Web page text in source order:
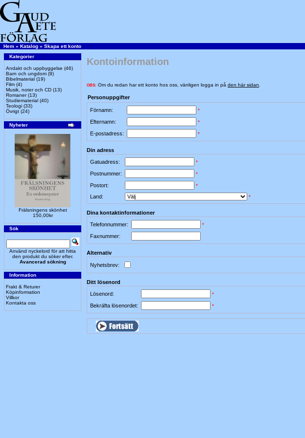
Hem » Katalog » Skapa ett konto
Kategorier
Andakt och uppbyggelse (46)
Barn och ungdom (9)
Bibelmaterial (19)
Film (4)
Musik, noter och CD (13)
Romaner(13)
Studiematerial (40)
Teologi (33)
Övrigt (24)
Nyheter
Frälsningens skönhet
150,00kr
Sök
Använd nyckelord för att hitta
den produkt du söker efter.
Avancerad sökning
Information
Frakt & Returer
Köpinformation
Villkor
Kontakta oss
Kontoinformation
OBS: Om du redan har ett konto hos oss, vänligen logga in på den här sidan
Personuppgifter
Förnamn: *
Efternamn: *
E-postadress: *
Din adress
Gatuadress:
*
Postnummer: *
Postort: *
Land: *
Dina kontaktinformationer
Telefonnummer:
*
Faxnummer:
Alternativ
Nyhetsbrev:
Ditt lösenord
Lösenord:
*
Bekräfta lösenordet: *